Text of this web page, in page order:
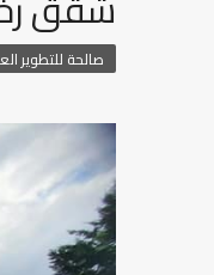
صالحة للتطوير